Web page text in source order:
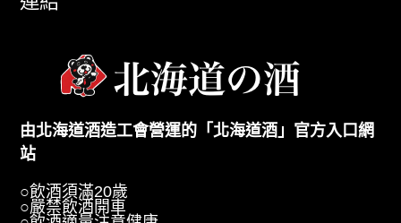
由北海道酒造工會營運的「北海道酒」官方入口網
站
○飲酒須滿20歲
○嚴禁飲酒開車